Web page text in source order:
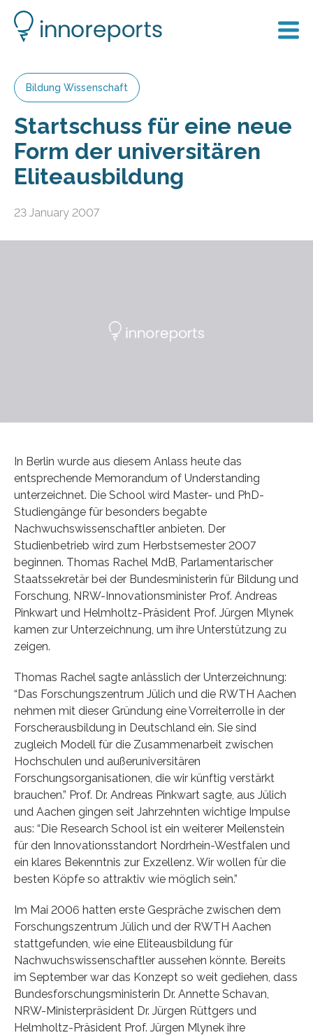
Bildung Wissenschaft
Startschuss für eine neue
Form der universitären
Eliteausbildung
23 January 2007
In Berlin wurde aus diesem Anlass heute das
entsprechende Memorandum of Understanding
unterzeichnet. Die School wird Master- und PhD-
Studiengänge für besonders begabte
Nachwuchswissenschaftler anbieten. Der
Studienbetrieb wird zum Herbstsemester 2007
beginnen. Thomas Rachel MdB, Parlamentarischer
Staatssekretär bei der Bundesministerin für Bildung und
Forschung, NRW-Innovationsminister Prof. Andreas
Pinkwart und Helmholtz-Präsident Prof. Jürgen Mlynek
kamen zur Unterzeichnung, um ihre Unterstützung zu
zeigen.
Thomas Rachel sagte anlässlich der Unterzeichnung:
“Das Forschungszentrum Jülich und die RWTH Aachen
nehmen mit dieser Gründung eine Vorreiterrolle in der
Forscherausbildung in Deutschland ein. Sie sind
zugleich Modell für die Zusammenarbeit zwischen
Hochschulen und außeruniversitären
Forschungsorganisationen, die wir künftig verstärkt
brauchen.” Prof. Dr. Andreas Pinkwart sagte, aus Jülich
und Aachen gingen seit Jahrzehnten wichtige Impulse
aus: “Die Research School ist ein weiterer Meilenstein
für den Innovationsstandort Nordrhein-Westfalen und
ein klares Bekenntnis zur Exzellenz. Wir wollen für die
besten Köpfe so attraktiv wie möglich sein.”
Im Mai 2006 hatten erste Gespräche zwischen dem
Forschungszentrum Jülich und der RWTH Aachen
stattgefunden, wie eine Eliteausbildung für
Nachwuchswissenschaftler aussehen könnte. Bereits
im September war das Konzept so weit gediehen, dass
Bundesforschungsministerin Dr. Annette Schavan,
NRW-Ministerpräsident Dr. Jürgen Rüttgers und
Helmholtz-Präsident Prof. Jürgen Mlynek ihre